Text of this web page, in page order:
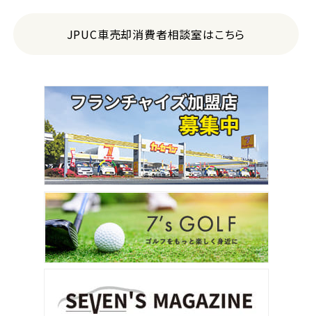
JPUC車売却消費者相談室はこちら